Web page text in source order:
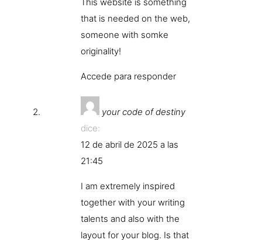
that is needed on the web,
someone with somke
originality!
Accede para responder
your code of destiny
dice:
12 de abril de 2025 a las
21:45
I am extremely inspired
together with your writing
talents and also with the
layout for your blog. Is that